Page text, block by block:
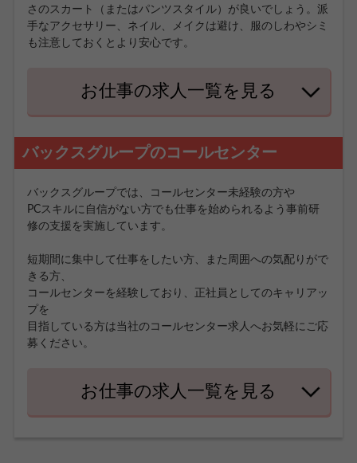
さのスカート（またはパンツスタイル）が良いでしょう。派
手なアクセサリー、ネイル、メイクは避け、服のしわやシミ
も注意しておくとより安心です。
お仕事の求人一覧を見る
バックスグループのコールセンター
バックスグループでは、コールセンター未経験の方や
PCスキルに自信がない方でも仕事を始められるよう事前研
修の支援を実施しています。
短期間に集中して仕事をしたい方、また周囲への気配りがで
きる方、
コールセンターを経験しており、正社員としてのキャリアッ
プを
目指している方は当社のコールセンター求人へお気軽にご応
募ください。
お仕事の求人一覧を見る